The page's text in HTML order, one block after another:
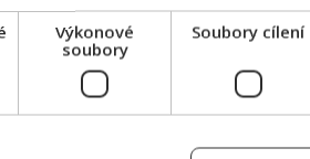
https://cz.pinterest.com
https://entertainingwelseyshaw.com
Výkonové
soubory
Soubory cílení